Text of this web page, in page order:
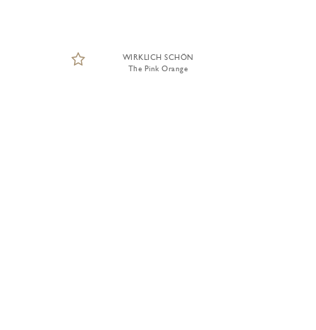
WIRKLICH SCHÖN
The Pink Orange